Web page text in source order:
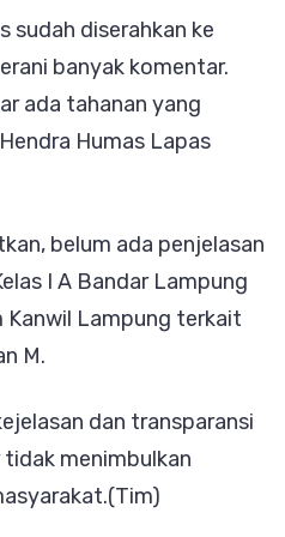
sudah diserahkan ke
banyak komentar.
ada tahanan yang
Humas Lapas
belum ada penjelasan
I A Bandar Lampung
Kanwil Lampung terkait
M.
dan transparansi
tidak menimbulkan